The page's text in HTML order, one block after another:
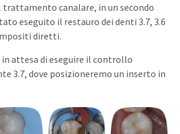
canalare, in un secondo
eseguito il restauro dei denti 3.7, 3.6
diretti.
attesa di eseguire il controllo
3.7, dove posizioneremo un inserto in